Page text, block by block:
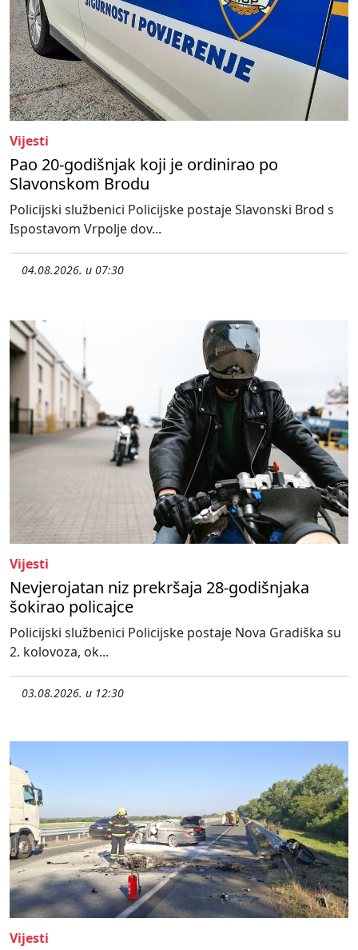
Vijesti
Pao 20-godišnjak koji je ordinirao po
Slavonskom Brodu
Policijski službenici Policijske postaje Slavonski Brod s
Ispostavom Vrpolje dov...
04.08.2026. u 07:30
Vijesti
Nevjerojatan niz prekršaja 28-godišnjaka
šokirao policajce
Policijski službenici Policijske postaje Nova Gradiška su
2. kolovoza, ok...
03.08.2026. u 12:30
Vijesti